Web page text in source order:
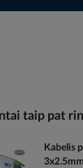
taip pat
Kabelis